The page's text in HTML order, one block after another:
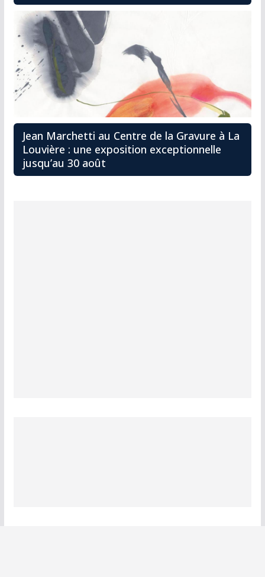
Jean Marchetti au Centre de la Gravure à La
Louvière : une exposition exceptionnelle
jusqu’au 30 août